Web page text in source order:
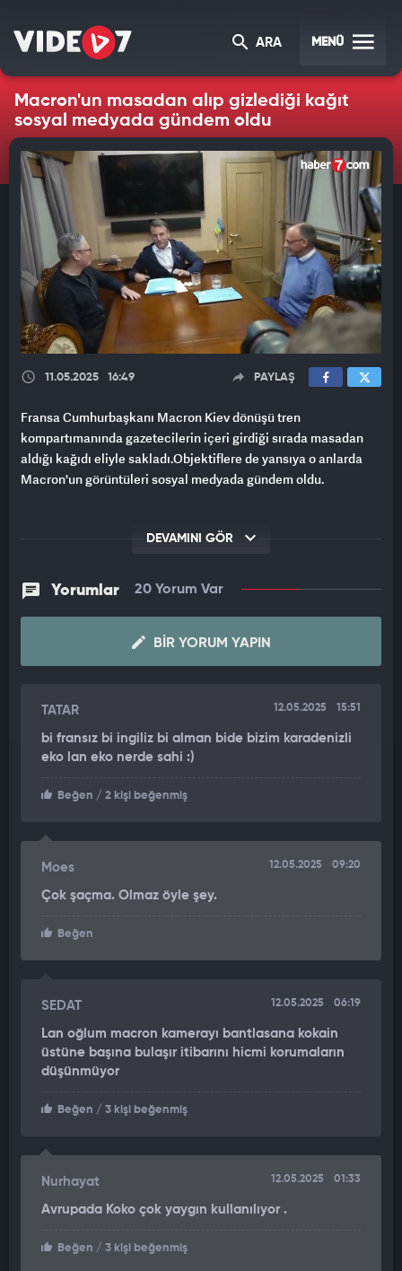
ARA MENÜ
Macron'un masadan alıp gizlediği kağıt
sosyal medyada gündem oldu
11.05.2025 16:49 PAYLAŞ
Fransa Cumhurbaşkanı Macron Kiev dönüşü tren
kompartımanında gazetecilerin içeri girdiği sırada masadan
aldığı kağıdı eliyle sakladı.Objektiflere de yansıya o anlarda
Macron'un görüntüleri sosyal medyada gündem oldu.
DEVAMINI GÖR
Yorumlar 20 Yorum Var
BIR YORUM YAPIN
TATAR 12.05.2025 15:51
bi fransız bi ingiliz bi alman bide bizim karadenizli
eko lan eko nerde sahi :)
Beğen / 2 kişi beğenmiş
Moes 12.05.2025 09:20
Çok şaçma. Olmaz öyle şey.
Beğen
SEDAT 12.05.2025 06:19
Lan oğlum macron kamerayı bantlasana kokain
üstüne başına bulaşır itibarını hicmi korumaların
düşünmüyor
Beğen / 3 kişi beğenmiş
Nurhayat 12.05.2025 01:33
Avrupada Koko çok yaygın kullanılıyor .
Beğen / 3 kişi beğenmiş